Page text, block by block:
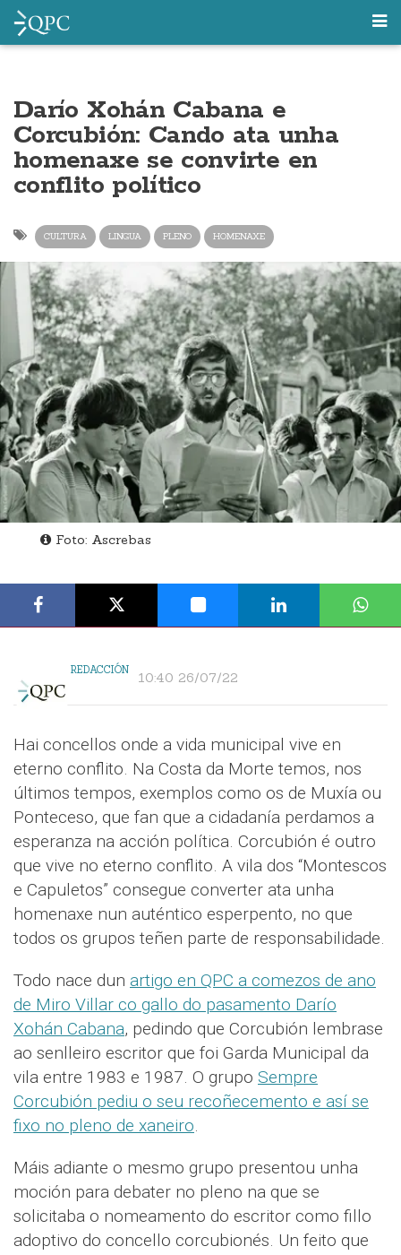
Darío Xohán Cabana e
Corcubión: Cando ata unha
homenaxe se convirte en
conflito político
CULTURA LINGUA PLENO HOMENAXE
Foto: Ascrebas
REDACCIÓN 10:40 26/07/22
Hai concellos onde a vida municipal vive en
eterno conflito. Na Costa da Morte temos, nos
últimos tempos, exemplos como os de Muxía ou
Ponteceso, que fan que a cidadanía perdamos a
esperanza na acción política. Corcubión é outro
que vive no eterno conflito. A vila dos “Montescos
e Capuletos” consegue converter ata unha
homenaxe nun auténtico esperpento, no que
todos os grupos teñen parte de responsabilidade.
Todo nace dun artigo en QPC a comezos de ano
de Miro Villar co gallo do pasamento Darío
Xohán Cabana, pedindo que Corcubión lembrase
ao senlleiro escritor que foi Garda Municipal da
vila entre 1983 e 1987. O grupo Sempre
Corcubión pediu o seu recoñecemento e así se
fixo no pleno de xaneiro.
Máis adiante o mesmo grupo presentou unha
moción para debater no pleno na que se
solicitaba o nomeamento do escritor como fillo
adoptivo do concello corcubionés. Un feito que